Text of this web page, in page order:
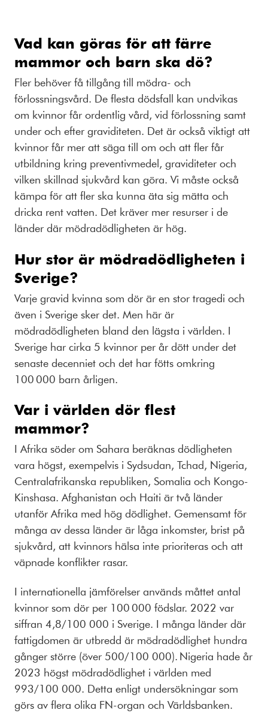
Vad kan göras för att färre
mammor och barn ska dö?
Fler behöver få tillgång till mödra- och
förlossningsvård. De flesta dödsfall kan undvikas
om kvinnor får ordentlig vård, vid förlossning samt
under och efter graviditeten. Det är också viktigt att
kvinnor får mer att säga till om och att fler får
utbildning kring preventivmedel, graviditeter och
vilken skillnad sjukvård kan göra. Vi måste också
kämpa för att fler ska kunna äta sig mätta och
dricka rent vatten. Det kräver mer resurser i de
länder där mödradödligheten är hög.
Hur stor är mödradödligheten i
Sverige?
Varje gravid kvinna som dör är en stor tragedi och
även i Sverige sker det. Men här är
mödradödligheten bland den lägsta i världen. I
Sverige har cirka 5 kvinnor per år dött under det
senaste decenniet och det har fötts omkring
100 000 barn årligen.
Var i världen dör flest
mammor?
I Afrika söder om Sahara beräknas dödligheten
vara högst, exempelvis i Sydsudan, Tchad, Nigeria,
Centralafrikanska republiken, Somalia och Kongo-
Kinshasa. Afghanistan och Haiti är två länder
utanför Afrika med hög dödlighet. Gemensamt för
många av dessa länder är låga inkomster, brist på
sjukvård, att kvinnors hälsa inte prioriteras och att
väpnade konflikter rasar.
I internationella jämförelser används måttet antal
kvinnor som dör per 100 000 födslar. 2022 var
siffran 4,8/100 000 i Sverige. I många länder där
fattigdomen är utbredd är mödradödlighet hundra
gånger större (över 500/100 000). Nigeria hade år
2023 högst mödradödlighet i världen med
993/100 000. Detta enligt undersökningar som
görs av flera olika FN-organ och Världsbanken.